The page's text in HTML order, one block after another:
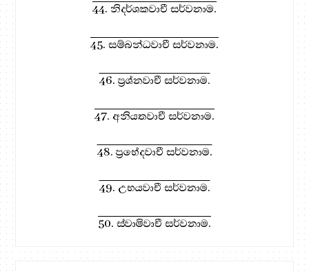
44. නිදර්ශකවාචී සර්වනාම.
45. සම්බන්ධවාචී සර්වනාම.
46. ප්‍රශ්නවාචී සර්වනාම.
47. අනියතවාචී සර්වනාම.
48. ප්‍රභේදවාචී සර්වනාම.
49. උභයවාචී සර්වනාම.
50. ස්වාමිවාචී සර්වනාම.